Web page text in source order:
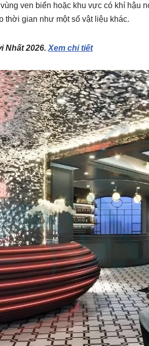
ven biển hoặc khu vực có khí hậu
thời gian như một số vật liệu khác.
Nhất 2026. Xem chi tiết